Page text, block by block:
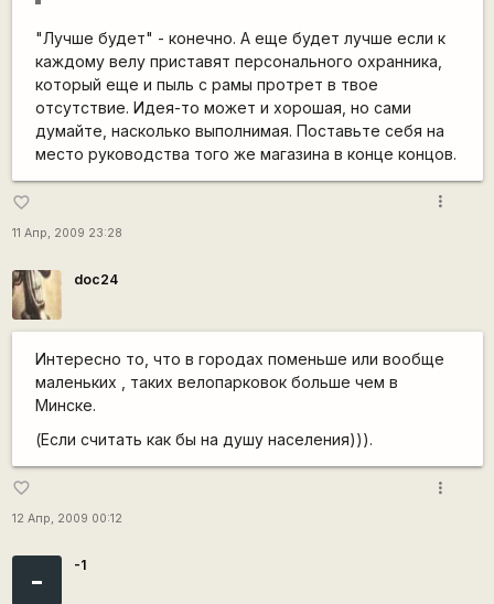
"Лучше будет" - конечно. А еще будет лучше если к
каждому велу приставят персонального охранника,
который еще и пыль с рамы протрет в твое
отсутствие. Идея-то может и хорошая, но сами
думайте, насколько выполнимая. Поставьте себя на
место руководства того же магазина в конце концов.
favorite_border
11 Апр, 2009 23:28
more_vert
doc24
Интересно то, что в городах поменьше или вообще
маленьких , таких велопарковок больше чем в
Минске.
(Если считать как бы на душу населения))).
favorite_border
12 Апр, 2009 00:12
more_vert
- -1